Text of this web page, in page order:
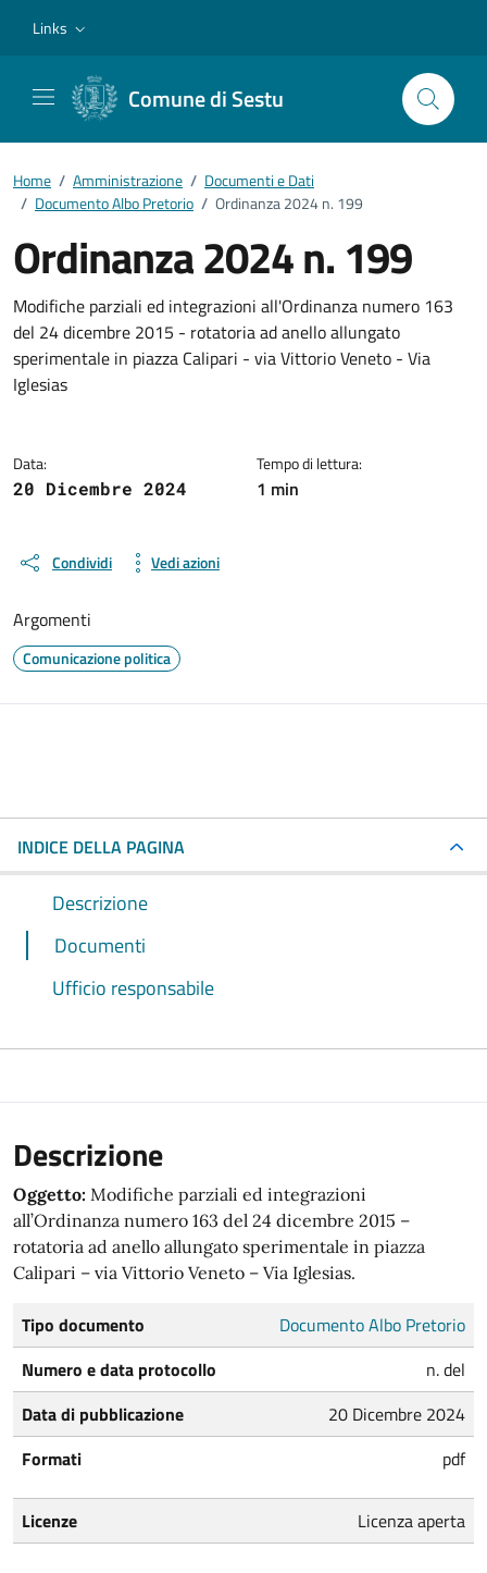
Links
Comune di Sestu
Home / Amministrazione / Documenti e Dati
/ Documento Albo Pretorio / Ordinanza 2024 n. 199
Ordinanza 2024 n. 199
Dettagli del documento
Modifiche parziali ed integrazioni all'Ordinanza numero 163
del 24 dicembre 2015 - rotatoria ad anello allungato
sperimentale in piazza Calipari - via Vittorio Veneto - Via
Iglesias
Data:
20 Dicembre 2024
Tempo di lettura:
1 min
Condividi Vedi azioni
Argomenti
Comunicazione politica
INDICE DELLA PAGINA
Descrizione
Documenti
Ufficio responsabile
Descrizione
Oggetto: Modifiche parziali ed integrazioni
all’Ordinanza numero 163 del 24 dicembre 2015 –
rotatoria ad anello allungato sperimentale in piazza
Calipari – via Vittorio Veneto – Via Iglesias.
Tipo documento
Documento Albo Pretorio
Numero e data protocollo
n. del
Data di pubblicazione
20 Dicembre 2024
Formati
pdf
Licenze Licenza aperta